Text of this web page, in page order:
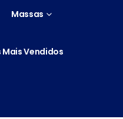
Massas
Vendidos